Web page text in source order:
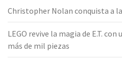
Christopher Nolan conquista a
LEGO revive la magia de E.T.
más de mil piezas